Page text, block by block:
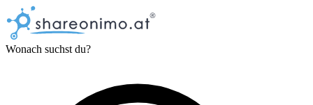
Wonach suchst du?